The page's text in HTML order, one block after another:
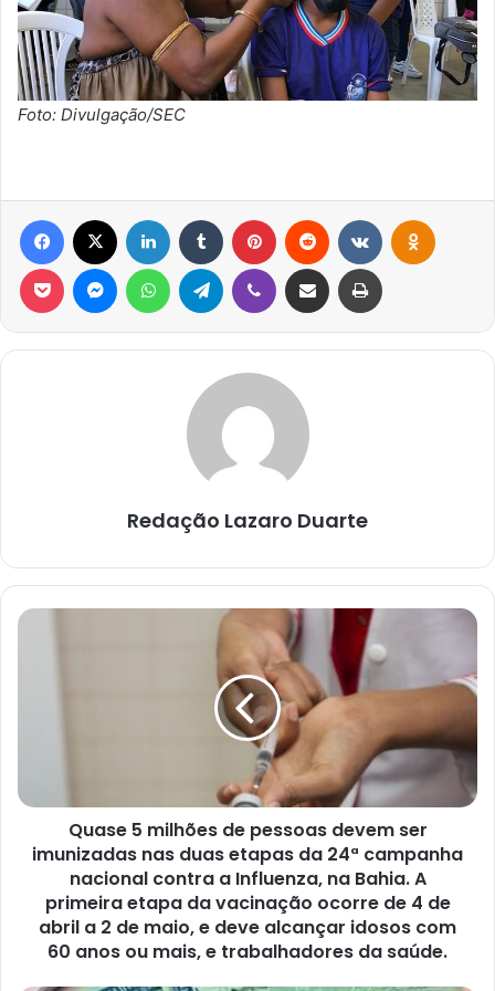
Foto: Divulgação/SEC
Facebook Linkedin Tumblr Pinterest Reddit VK
Pocket MessengerWhatsAppTelegram Viber Compartilhar via e-mail Imprimir
Redação Lazaro Duarte
Quase
nas
etapas
campanha
nacional
Quase 5 milhões de pessoas devem ser
imunizadas nas duas etapas da 24ª campanha
nacional contra a Influenza, na Bahia. A
primeira etapa da vacinação ocorre de 4 de
abril a 2 de maio, e deve alcançar idosos com
60 anos ou mais, e trabalhadores da saúde.